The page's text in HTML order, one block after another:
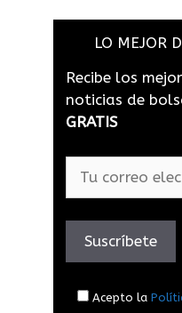
LO MEJOR
Recibe los
noticias de
GRATIS
Acepto la